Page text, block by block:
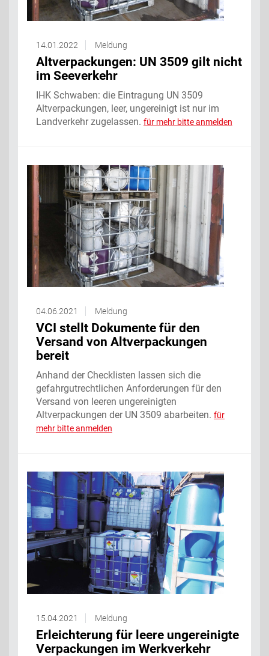
14.01.2022 Meldung
Altverpackungen: UN 3509 gilt nicht
im Seeverkehr
IHK Schwaben: die Eintragung UN 3509
Altverpackungen, leer, ungereinigt ist nur im
Landverkehr zugelassen. für mehr bitte anmelden
04.06.2021 Meldung
VCI stellt Dokumente für den
Versand von Altverpackungen
bereit
Anhand der Checklisten lassen sich die
gefahrgutrechtlichen Anforderungen für den
Versand von leeren ungereinigten
Altverpackungen der UN 3509 abarbeiten. für
mehr bitte anmelden
15.04.2021 Meldung
Erleichterung für leere ungereinigte
Verpackungen im Werkverkehr